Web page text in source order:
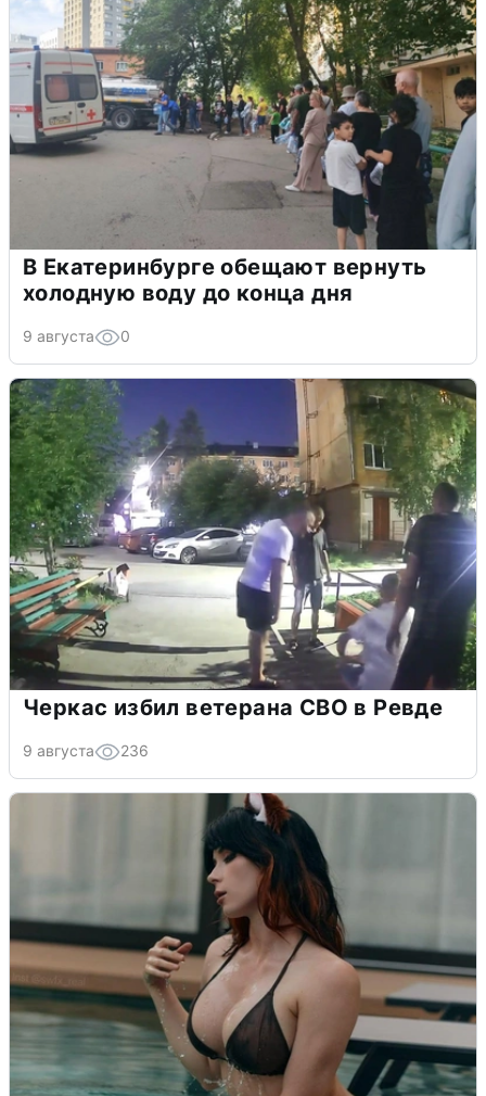
В Екатеринбурге обещают вернуть
холодную воду до конца дня
9 августа 0
Черкас избил ветерана СВО в Ревде
9 августа 236